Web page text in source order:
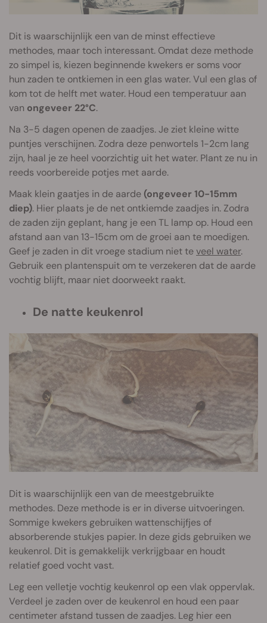
Dit is waarschijnlijk een van de minst effectieve
methodes, maar toch interessant. Omdat deze methode
zo simpel is, kiezen beginnende kwekers er soms voor
hun zaden te ontkiemen in een glas water. Vul een glas of
kom tot de helft met water. Houd een temperatuur aan
van ongeveer 22°C.
Na 3-5 dagen openen de zaadjes. Je ziet kleine witte
puntjes verschijnen. Zodra deze penwortels 1-2cm lang
zijn, haal je ze heel voorzichtig uit het water. Plant ze nu in
reeds voorbereide potjes met aarde.
Maak klein gaatjes in de aarde (ongeveer 10-15mm
diep). Hier plaats je de net ontkiemde zaadjes in. Zodra
de zaden zijn geplant, hang je een TL lamp op. Houd een
afstand aan van 13-15cm om de groei aan te moedigen.
Geef je zaden in dit vroege stadium niet teveel water.
Gebruik een plantenspuit om te verzekeren dat de aarde
vochtig blijft, maar niet doorweekt raakt.
De natte keukenrol
Dit is waarschijnlijk een van de meestgebruikte
methodes. Deze methode is er in diverse uitvoeringen.
Sommige kwekers gebruiken wattenschijfjes of
absorberende stukjes papier. In deze gids gebruiken we
keukenrol. Dit is gemakkelijk verkrijgbaar en houdt
relatief goed vocht vast.
Leg een velletje vochtig keukenrol op een vlak oppervlak.
Verdeel je zaden over de keukenrol en houd een paar
centimeter afstand tussen de zaadjes. Leg hier een